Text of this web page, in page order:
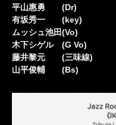
平山惠勇 (Dr)
有坂秀一 (key)
ムッシュ池田(Vo)
木下シゲル (G Vo)
藤井黎元 (三味線)
山平俊輔 (Bs)